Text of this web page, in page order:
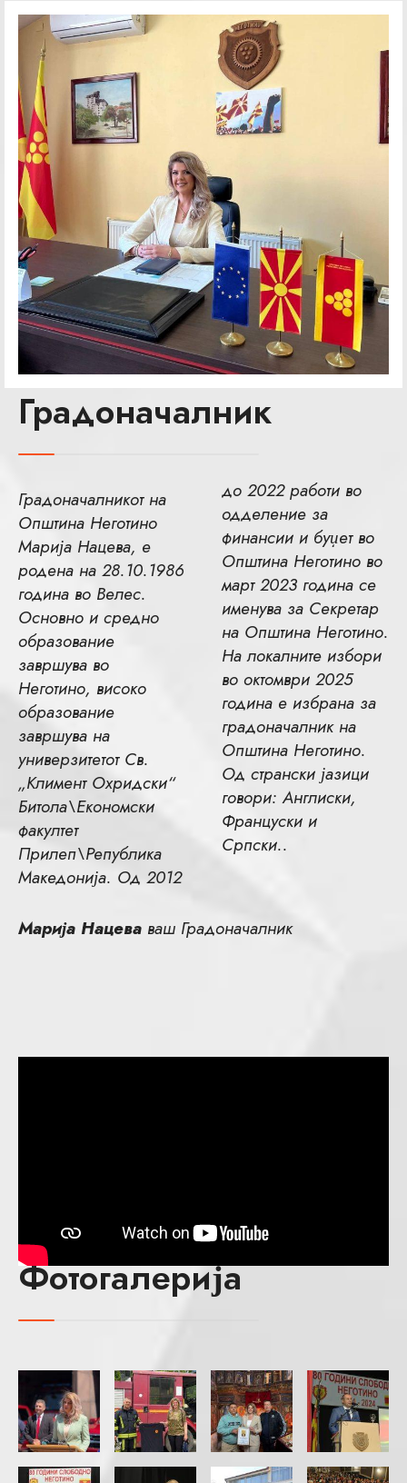
Градоначалник
Градоначалникот на
Општина Неготино
Марија Нацева, е
родена на 28.10.1986
година во Велес.
Основно и средно
образование
завршува во
Неготино, високо
образование
завршува на
универзитетот Св.
„Климент Охридски“
Битола\Економски
факултет
Прилеп\Република
Македонија. Од 2012
до 2022 работи во
одделение за
финансии и буџет во
Општина Неготино во
март 2023 година се
именува за Секретар
на Општина Неготино.
На локалните избори
во октомври 2025
година е избрана за
градоначалник на
Општина Неготино.
Од странски јазици
говори: Англиски,
Француски и
Српски..
Марија Нацева ваш Градоначалник
Фотогалерија